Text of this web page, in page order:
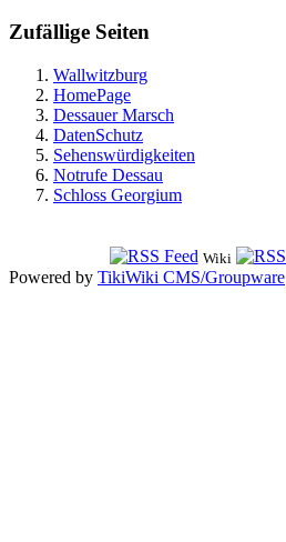
Zufällige Seiten
Wallwitzburg
HomePage
Dessauer Marsch
DatenSchutz
Sehenswürdigkeiten
Notrufe Dessau
Schloss Georgium
Wiki
Powered by TikiWiki CMS/Groupware